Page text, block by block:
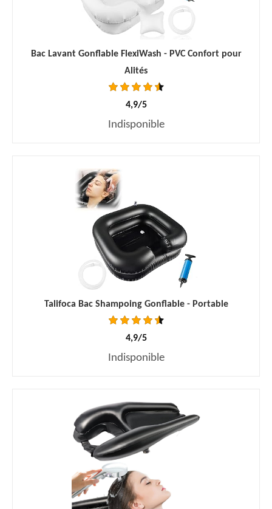
Bac Lavant Gonflable FlexiWash - PVC Confort pour
Alités
4,9/5
Indisponible
Talifoca Bac Shampoing Gonflable - Portable
4,9/5
Indisponible